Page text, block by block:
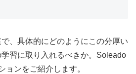
、具体的にどのようにこの分厚い
学習に取り入れるべきか。Soleado
ョンをご紹介します。